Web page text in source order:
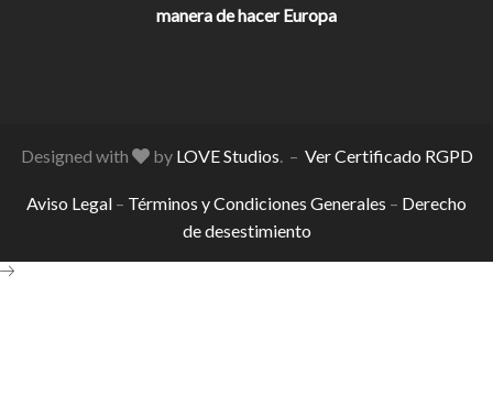
manera de hacer Europa
Designed with by LOVE Studios . – Ver Certificado RGPD
Aviso Legal – Términos y Condiciones Generales – Derecho
de desestimiento